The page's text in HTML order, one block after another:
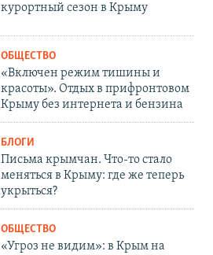
курортный сезон в Крыму
ОБЩЕСТВО
«Включен режим тишины и
красоты». Отдых в прифронтовом
Крыму без интернета и бензина
БЛОГИ
Письма крымчан. Что-то стало
меняться в Крыму: где же теперь
укрыться?
ОБЩЕСТВО
«Угроз не видим»: в Крым на